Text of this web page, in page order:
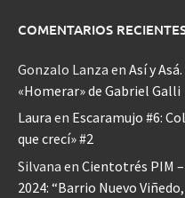
COMENTARIOS
Gonzalo Lanza en Así y
«Homerar» de Gabriel Galli
Laura en Escaramujo #6:
que crecí» #2
Silvana en Cientotrés PIM
2024: “Barrio Nuevo